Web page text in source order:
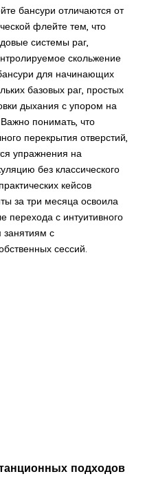
бансури отличаются от
флейте тем, что
системы раг,
скольжение
для начинающих
базовых раг, простых
дыхания с упором на
понимать, что
перекрытия отверстий,
упражнения на
без классического
кейсов
за три месяца освоила
перехода с интуитивного
занятиям с
сессий.
подходов